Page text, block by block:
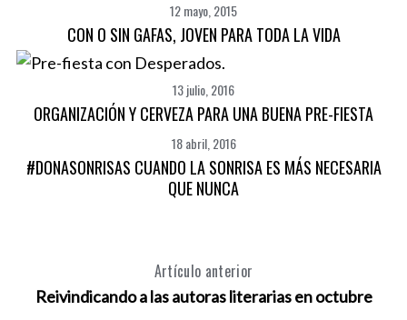
12 mayo, 2015
CON O SIN GAFAS, JOVEN PARA TODA LA VIDA
13 julio, 2016
ORGANIZACIÓN Y CERVEZA PARA UNA BUENA PRE-FIESTA
18 abril, 2016
#DONASONRISAS CUANDO LA SONRISA ES MÁS NECESARIA
QUE NUNCA
Artículo anterior
Reivindicando a las autoras literarias en octubre